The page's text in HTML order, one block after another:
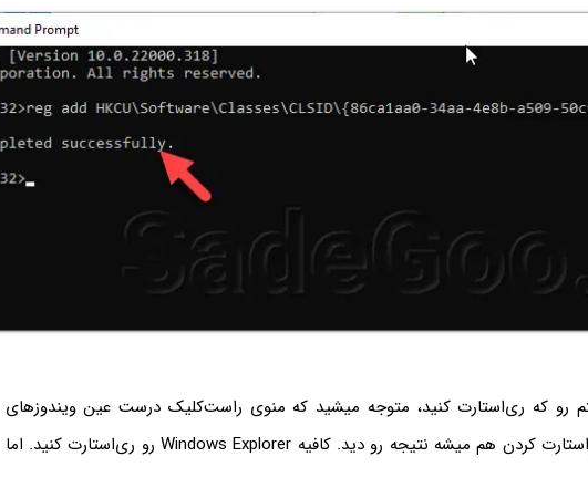
رو که ری‌استارت کنید، متوجه میشید که منوی راست‌کلیک درست عین ویندوزهای
قبلی شده. اما بدون ری‌استارت کردن هم میشه نتیجه رو دید. کافیه Windows Explorer رو ری‌استارت کنید. اما